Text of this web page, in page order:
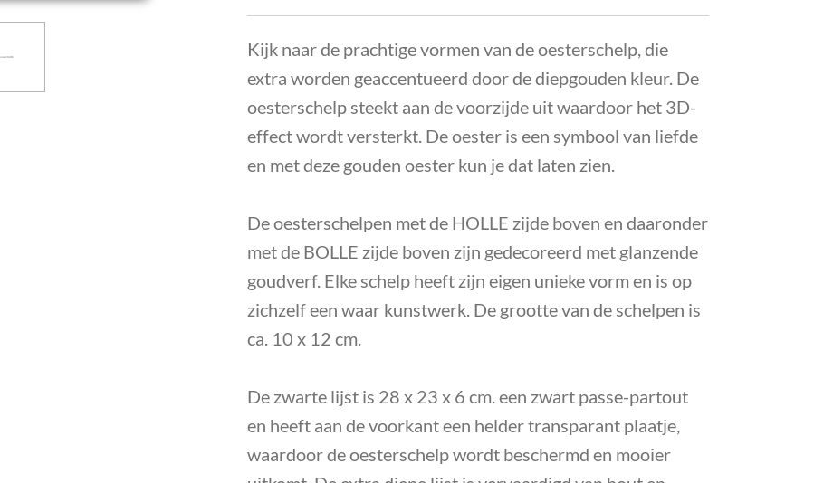
Kijk naar de prachtige vormen van de oesterschelp, die
extra worden geaccentueerd door de diepgouden kleur. De
oesterschelp steekt aan de voorzijde uit waardoor het 3D-
effect wordt versterkt. De oester is een symbool van liefde
en met deze gouden oester kun je dat laten zien.
De oesterschelpen met de HOLLE zijde boven en daaronder
met de BOLLE zijde boven zijn gedecoreerd met glanzende
goudverf. Elke schelp heeft zijn eigen unieke vorm en is op
zichzelf een waar kunstwerk. De grootte van de schelpen is
ca. 10 x 12 cm.
De zwarte lijst is 28 x 23 x 6 cm. een zwart passe-partout
en heeft aan de voorkant een helder transparant plaatje,
waardoor de oesterschelp wordt beschermd en mooier